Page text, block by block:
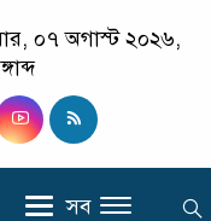
০৭ অগাস্ট ২০২৬,
সব